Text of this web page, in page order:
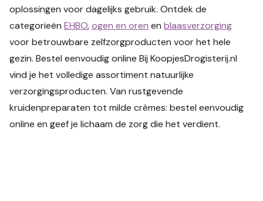
oplossingen voor dagelijks gebruik. Ontdek de
categorieën EHBO,ogen en oren en blaasverzorging
voor betrouwbare zelfzorgproducten voor het hele
gezin. Bestel eenvoudig online Bij KoopjesDrogisterij.nl
vind je het volledige assortiment natuurlijke
verzorgingsproducten. Van rustgevende
kruidenpreparaten tot milde crèmes: bestel eenvoudig
online en geef je lichaam de zorg die het verdient.